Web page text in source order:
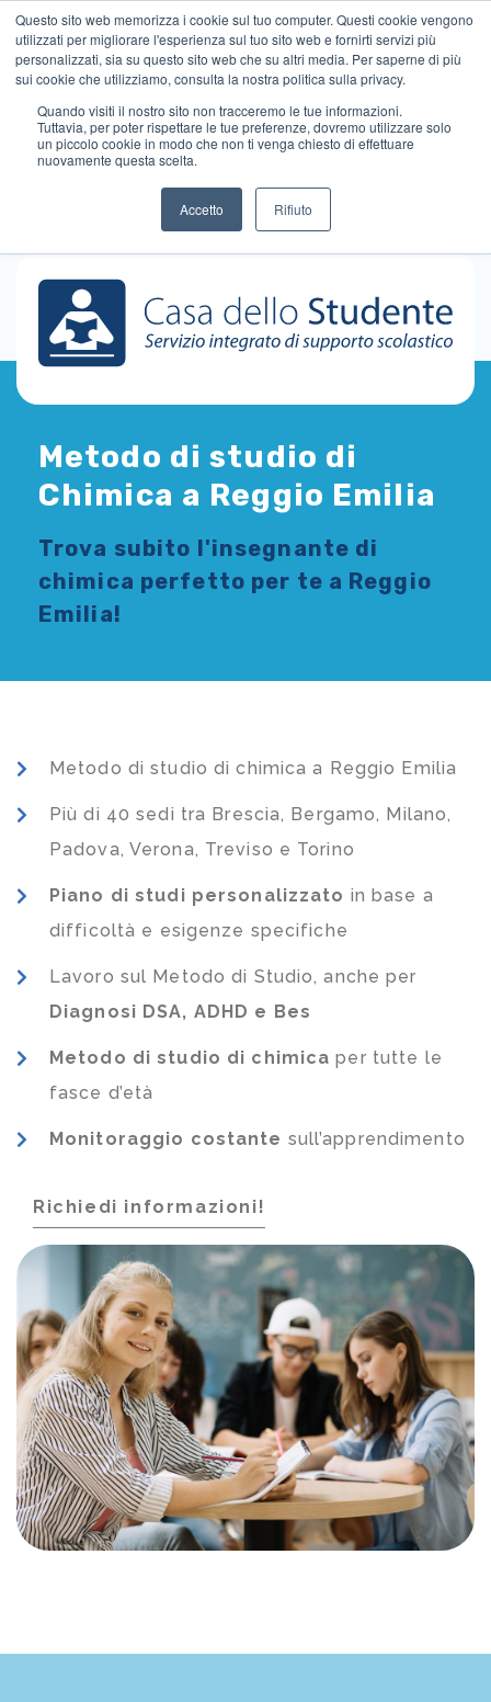
Questo sito web memorizza i cookie sul tuo computer. Questi cookie vengono
utilizzati per migliorare l'esperienza sul tuo sito web e fornirti servizi più
personalizzati, sia su questo sito web che su altri media. Per saperne di più
sui cookie che utilizziamo, consulta la nostra politica sulla privacy.
Quando visiti il ​​nostro sito non tracceremo le tue informazioni.
Tuttavia, per poter rispettare le tue preferenze, dovremo utilizzare solo
un piccolo cookie in modo che non ti venga chiesto di effettuare
nuovamente questa scelta.
Accetto Rifiuto
Metodo di studio di
Chimica a Reggio Emilia
Trova subito l'insegnante di
chimica perfetto per te a Reggio
Emilia!
Metodo di studio di chimica a Reggio Emilia
Più di 40 sedi tra Brescia, Bergamo, Milano,
Padova, Verona, Treviso e Torino
Piano di studi personalizzato in base a
difficoltà e esigenze specifiche
Lavoro sul Metodo di Studio, anche per
Diagnosi DSA, ADHD e Bes
Metodo di studio di chimica per tutte le
fasce d’età
Monitoraggio costante sull’apprendimento
Richiedi informazioni!